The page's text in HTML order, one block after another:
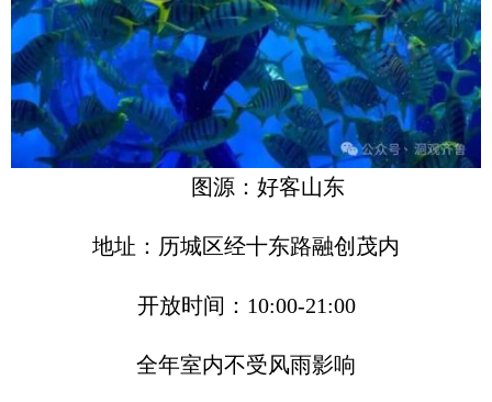
图源：好客山东
地址：历城区经十东路融创茂内
开放时间：10:00-21:00
全年室内不受风雨影响